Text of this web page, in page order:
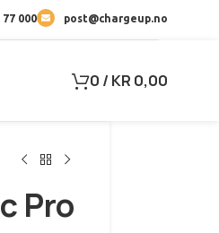
77 000 post@chargeup.no
0 / KR 0,00
Pro